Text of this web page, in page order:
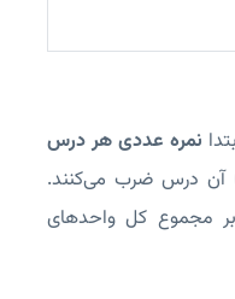
نمره عددی هر درس
آن درس ضرب می‌کنند.
مجموع کل واحدهای